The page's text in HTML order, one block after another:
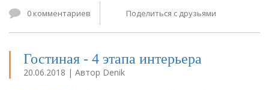
0 комментариев Поделиться с друзьями
Гостиная - 4 этапа интерьера
20.06.2018 | Автор Denik